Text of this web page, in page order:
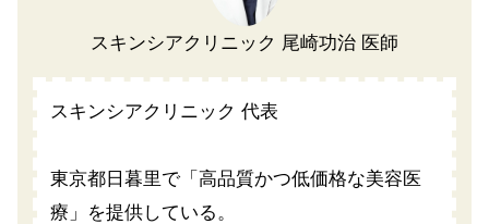
スキンシアクリニック 尾崎功治 医師
スキンシアクリニック 代表
東京都日暮里で「高品質かつ低価格な美容医
療」を提供している。